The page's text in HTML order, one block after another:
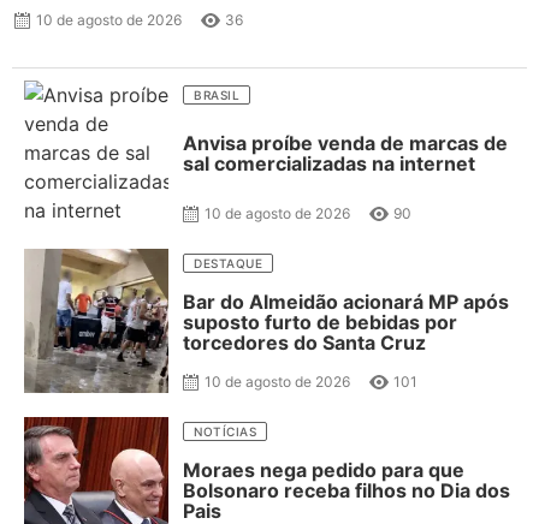
10 de agosto de 2026 36
BRASIL
Anvisa proíbe venda de marcas de
sal comercializadas na internet
10 de agosto de 2026 90
DESTAQUE
Bar do Almeidão acionará MP após
suposto furto de bebidas por
torcedores do Santa Cruz
10 de agosto de 2026 101
NOTÍCIAS
Moraes nega pedido para que
Bolsonaro receba filhos no Dia dos
Pais